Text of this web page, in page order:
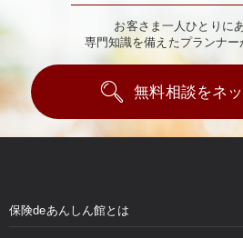
お客さま一人ひとりに
専門知識を備えたプランナー
無料相談をネ
保険deあんしん館とは